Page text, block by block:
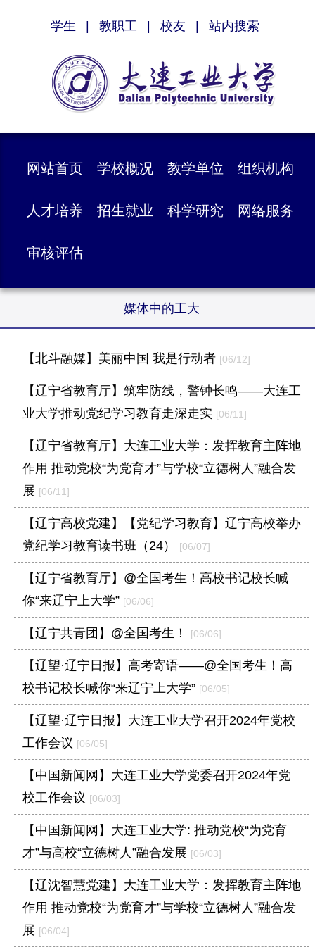
学生 教职工 校友 站内搜索
网站首页 学校概况 教学单位 组织机构
人才培养 招生就业 科学研究 网络服务
审核评估
媒体中的工大
【北斗融媒】美丽中国 我是行动者 [06/12]
【辽宁省教育厅】筑牢防线，警钟长鸣——大连工
业大学推动党纪学习教育走深走实 [06/11]
【辽宁省教育厅】大连工业大学：发挥教育主阵地
作用 推动党校“为党育才”与学校“立德树人”融合发
展 [06/11]
【辽宁高校党建】【党纪学习教育】辽宁高校举办
党纪学习教育读书班（24）
[06/07]
【辽宁省教育厅】@全国考生！高校书记校长喊
你“来辽宁上大学” [06/06]
【辽宁共青团】@全国考生！ [06/06]
【辽望·辽宁日报】高考寄语——@全国考生！高
校书记校长喊你“来辽宁上大学” [06/05]
【辽望·辽宁日报】大连工业大学召开2024年党校
工作会议 [06/05]
【中国新闻网】大连工业大学党委召开2024年党
校工作会议 [06/03]
【中国新闻网】大连工业大学: 推动党校“为党育
才”与高校“立德树人”融合发展 [06/03]
【辽沈智慧党建】大连工业大学：发挥教育主阵地
作用 推动党校“为党育才”与学校“立德树人”融合发
展 [06/04]